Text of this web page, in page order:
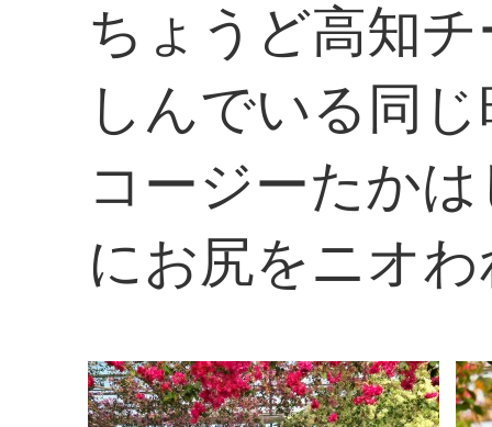
ちょうど高知
しんでいる同
コージーたか
にお尻をニオ